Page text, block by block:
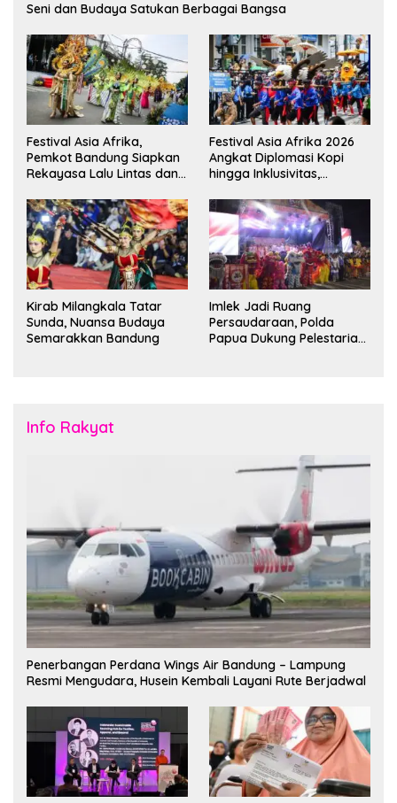
Seni dan Budaya Satukan Berbagai Bangsa
Festival Asia Afrika,
Pemkot Bandung Siapkan
Rekayasa Lalu Lintas dan
Festival Asia Afrika 2026
Angkat Diplomasi Kopi
hingga Inklusivitas,
Duta Besar
Kirab Milangkala Tatar
Sunda, Nuansa Budaya
Semarakkan Bandung
Imlek Jadi Ruang
Persaudaraan, Polda
Papua Dukung Pelestarian
Info Rakyat
Penerbangan Perdana Wings Air Bandung – Lampung
Resmi Mengudara, Husein Kembali Layani Rute Berjadwal